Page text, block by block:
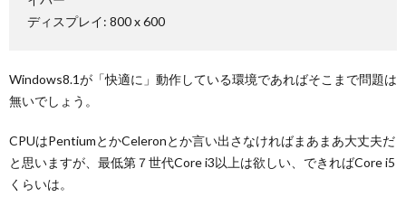
ディスプレイ: 800 x 600
Windows8.1が「快適に」動作している環境であればそこまで問題は
無いでしょう。
CPUはPentiumとかCeleronとか言い出さなければまあまあ大丈夫だ
と思いますが、最低第７世代Core i3以上は欲しい、できればCore i5
くらいは。